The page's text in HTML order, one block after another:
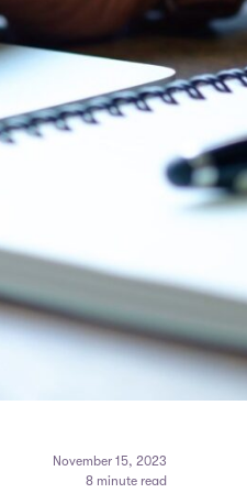
November 15, 2023
8 minute read